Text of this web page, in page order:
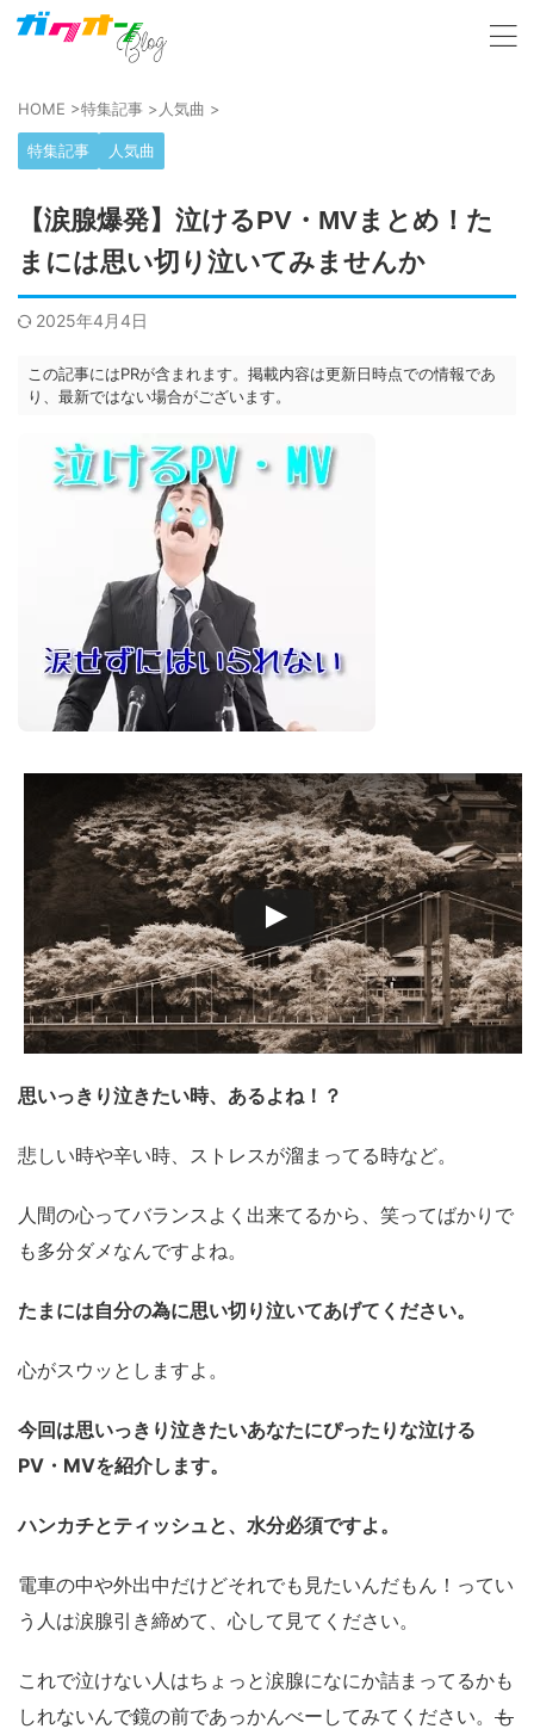
HOME >特集記事 > 人気曲 >
特集記事 人気曲
【涙腺爆発】泣けるPV・MVまとめ！た
まには思い切り泣いてみませんか
2025年4月4日
この記事にはPRが含まれます。掲載内容は更新日時点での情報であ
り、最新ではない場合がございます。
思いっきり泣きたい時、あるよね！？
悲しい時や辛い時、ストレスが溜まってる時など。
人間の心ってバランスよく出来てるから、笑ってばかりで
も多分ダメなんですよね。
たまには自分の為に思い切り泣いてあげてください。
心がスウッとしますよ。
今回は思いっきり泣きたいあなたにぴったりな泣ける
PV・MVを紹介します。
ハンカチとティッシュと、水分必須ですよ。
電車の中や外出中だけどそれでも見たいんだもん！ってい
う人は涙腺引き締めて、心して見てください。
これで泣けない人はちょっと涙腺になにか詰まってるかも
しれないんで鏡の前であっかんべーしてみてください。 も